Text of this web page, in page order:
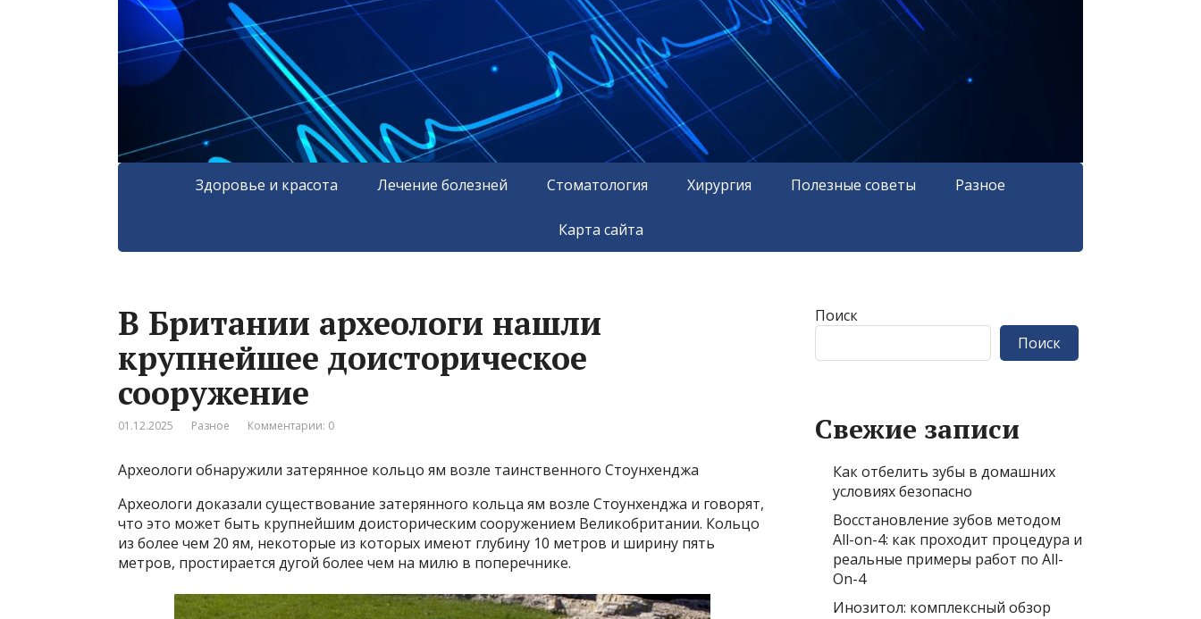
Здоровье и красота Лечение болезней Стоматология Хирургия Полезные советы Разное
Карта сайта
В Британии археологи нашли
крупнейшее доисторическое
сооружение
01.12.2025 Разное Комментарии: 0
Археологи обнаружили затерянное кольцо ям возле таинственного Стоунхенджа
Археологи доказали существование затерянного кольца ям возле Стоунхенджа и говорят,
что это может быть крупнейшим доисторическим сооружением Великобритании. Кольцо
из более чем 20 ям, некоторые из которых имеют глубину 10 метров и ширину пять
метров, простирается дугой более чем на милю в поперечнике.
Поиск
Поиск
Свежие записи
Как отбелить зубы в домашних
условиях безопасно
Восстановление зубов методом
All-on-4: как проходит процедура и
реальные примеры работ по All-
On-4
Инозитол: комплексный обзор